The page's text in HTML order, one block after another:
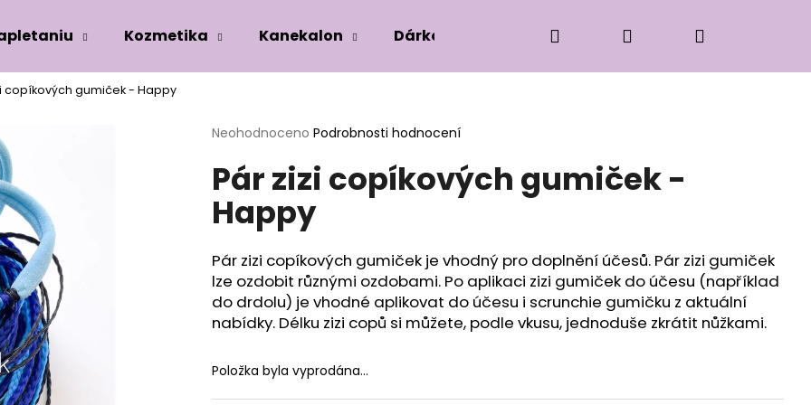
Kozmetika Kanekalon Dárková edice Příslušenství k zaplétání
Přihlášení
copíkových gumiček - Happy
Průměrné
produktu
je
0,0
hvězdiček.
Neohodnoceno Podrobnosti hodnocení
Pár zizi copíkových gumiček -
Happy
Pár zizi copíkových gumiček je vhodný pro doplnění účesů. Pár zizi gumiček
lze ozdobit různými ozdobami. Po aplikaci zizi gumiček do účesu (například
do drdolu) je vhodné aplikovat do účesu i scrunchie gumičku z aktuální
nabídky. Délku zizi copů si můžete, podle vkusu, jednoduše zkrátit nůžkami.
Položka byla vyprodána…
Co potřebujete najít?
HLEDAT